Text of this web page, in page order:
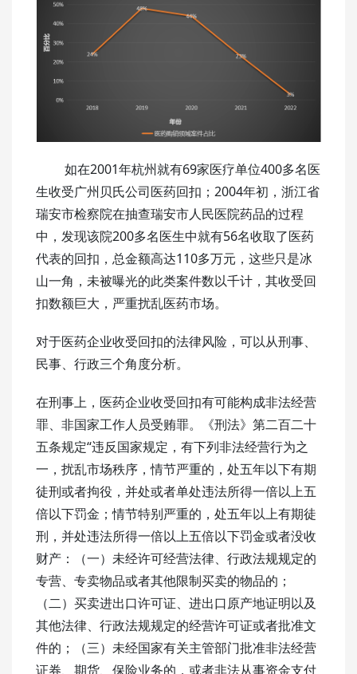
如在2001年杭州就有69家医疗单位400多名医
生收受广州贝氏公司医药回扣；2004年初，浙江省
瑞安市检察院在抽查瑞安市人民医院药品的过程
中，发现该院200多名医生中就有56名收取了医药
代表的回扣，总金额高达110多万元，这些只是冰
山一角，未被曝光的此类案件数以千计，其收受回
扣数额巨大，严重扰乱医药市场。
对于医药企业收受回扣的法律风险，可以从刑事、
民事、行政三个角度分析。
在刑事上，医药企业收受回扣有可能构成非法经营
罪、非国家工作人员受贿罪。《刑法》第二百二十
五条规定“违反国家规定，有下列非法经营行为之
一，扰乱市场秩序，情节严重的，处五年以下有期
徒刑或者拘役，并处或者单处违法所得一倍以上五
倍以下罚金；情节特别严重的，处五年以上有期徒
刑，并处违法所得一倍以上五倍以下罚金或者没收
财产：（一）未经许可经营法律、行政法规规定的
专营、专卖物品或者其他限制买卖的物品的；
（二）买卖进出口许可证、进出口原产地证明以及
其他法律、行政法规规定的经营许可证或者批准文
件的；（三）未经国家有关主管部门批准非法经营
证券、期货、保险业务的，或者非法从事资金支付